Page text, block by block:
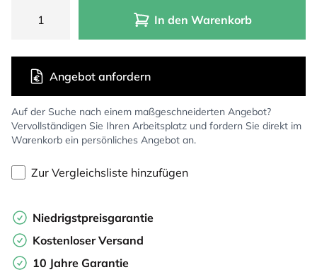
In den Warenkorb
Auf der Suche nach einem maßgeschneiderten Angebot?
Vervollständigen Sie Ihren Arbeitsplatz und fordern Sie direkt im
Warenkorb ein persönliches Angebot an.
Angebot anfordern
Zur Vergleichsliste hinzufügen
Niedrigstpreisgarantie
Kostenloser Versand
10 Jahre Garantie